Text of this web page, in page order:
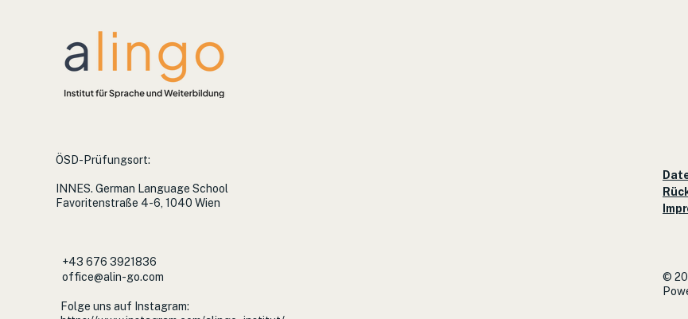
ÖSD-Prüfungsort:
INNES. German Language School
Favoritenstraße 4-6, 1040 Wien
+43 676 3921836
office@alin-go.com
Folge uns auf Instagram:
©